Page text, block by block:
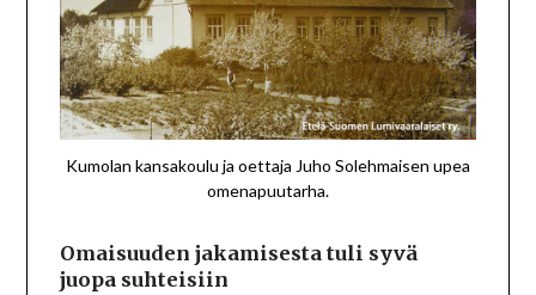
Kumolan kansakoulu ja oettaja Juho Solehmaisen upea
omenapuutarha.
Omaisuuden jakamisesta tuli syvä
juopa suhteisiin